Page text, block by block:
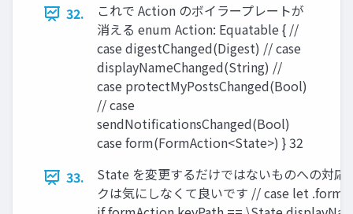
32.
これで Action のボイラープレートが
消える enum Action: Equatable { //
case digestChanged(Digest) // case
displayNameChanged(String) //
case protectMyPostsChanged(Bool)
// case
sendNotificationsChanged(Bool)
case form(FormAction<State>) } 32
33.
State を変更するだけではないものへの対応
クは気にしなくて良いです // case let